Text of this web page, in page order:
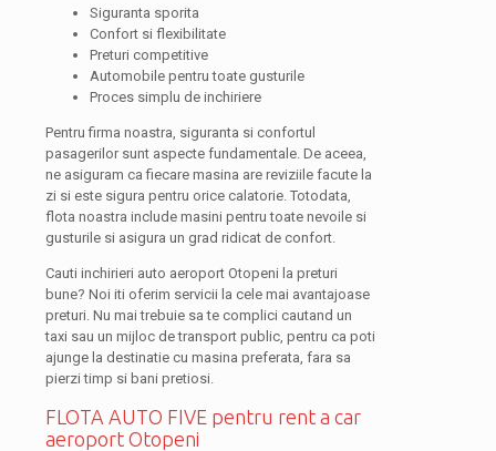
Siguranta sporita
Confort si flexibilitate
Preturi competitive
Automobile pentru toate gusturile
Proces simplu de inchiriere
Pentru firma noastra, siguranta si confortul
pasagerilor sunt aspecte fundamentale. De aceea,
ne asiguram ca fiecare masina are reviziile facute la
zi si este sigura pentru orice calatorie. Totodata,
flota noastra include masini pentru toate nevoile si
gusturile si asigura un grad ridicat de confort.
Cauti inchirieri auto aeroport Otopeni la preturi
bune? Noi iti oferim servicii la cele mai avantajoase
preturi. Nu mai trebuie sa te complici cautand un
taxi sau un mijloc de transport public, pentru ca poti
ajunge la destinatie cu masina preferata, fara sa
pierzi timp si bani pretiosi.
FLOTA AUTO FIVE pentru rent a car
aeroport Otopeni